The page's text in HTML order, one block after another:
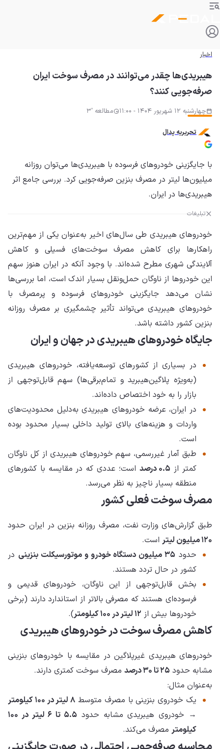
اخبار
هیبریدی‌ها چقدر می‌توانند در مصرف سوخت ایران
صرفه‌جویی کنند؟
چهارشنبه 12 شهریور 1404 - 11:00 مطالعه '3
تحریریه پدال
با جایگزینی خودروهای فرسوده با هیبریدی‌ها می‌توان روزانه
میلیون‌ها لیتر در مصرف بنزین صرفه‌جویی کرد. بررسی جامع اثر
هیبریدی‌ها در ایران.
تبلیغات
خودروهای هیبریدی طی سال‌های اخیر به‌عنوان یکی از مهم‌ترین
راهکارها برای کاهش مصرف سوخت‌های فسیلی و کاهش
آلایندگی شهری مطرح شده‌اند. با وجود آنکه در ایران هنوز سهم
این خودروها از ناوگان حمل‌ونقل بسیار اندک است، اما بررسی‌ها
نشان می‌دهد جایگزینی خودروهای فرسوده و پرمصرف با
خودروهای هیبریدی می‌تواند تأثیر چشمگیری بر مصرف روزانه
بنزین کشور داشته باشد.
جایگاه خودروهای هیبریدی در جهان و ایران
در بسیاری از کشورهای توسعه‌یافته، خودروهای هیبریدی
(به‌ویژه پلاگین‌هیبرید و تمام‌برقی‌ها) سهم قابل‌توجهی از
بازار را به خود اختصاص داده‌اند.
در ایران، عرضه خودروهای هیبریدی به‌دلیل محدودیت‌های
واردات و هزینه‌های بالای تولید داخلی بسیار محدود بوده
است.
طبق آمار غیررسمی، سهم خودروهای هیبریدی از کل ناوگان
کمتر از ۰.۵ درصد
است؛ عددی که در مقایسه با کشورهای
منطقه بسیار ناچیز به نظر می‌رسد.
مصرف سوخت فعلی کشور
طبق گزارش‌های وزارت نفت، مصرف روزانه بنزین در ایران حدود
۱۲۰ میلیون لیتر
است.
حدود ۳۵ میلیون دستگاه خودرو و موتورسیکلت بنزینی
در
کشور در حال تردد هستند.
بخش قابل‌توجهی از این ناوگان، خودروهای قدیمی و
فرسوده‌ای هستند که مصرفی بالاتر از استاندارد دارند (برخی
خودروها بیش از ۱۲ لیتر در ۱۰۰ کیلومتر ).
کاهش مصرف سوخت در خودروهای هیبریدی
خودروهای هیبریدی غیرپلاگین در مقایسه با خودروهای بنزینی
مشابه حدود ۲۵ تا ۳۰ درصد
مصرف سوخت کمتری دارند.
به‌عنوان مثال:
یک خودروی بنزینی با مصرف متوسط ۸ لیتر در ۱۰۰ کیلومتر
→ خودروی هیبریدی مشابه حدود
۵.۵ تا ۶ لیتر در ۱۰۰
کیلومتر مصرف می‌کند.